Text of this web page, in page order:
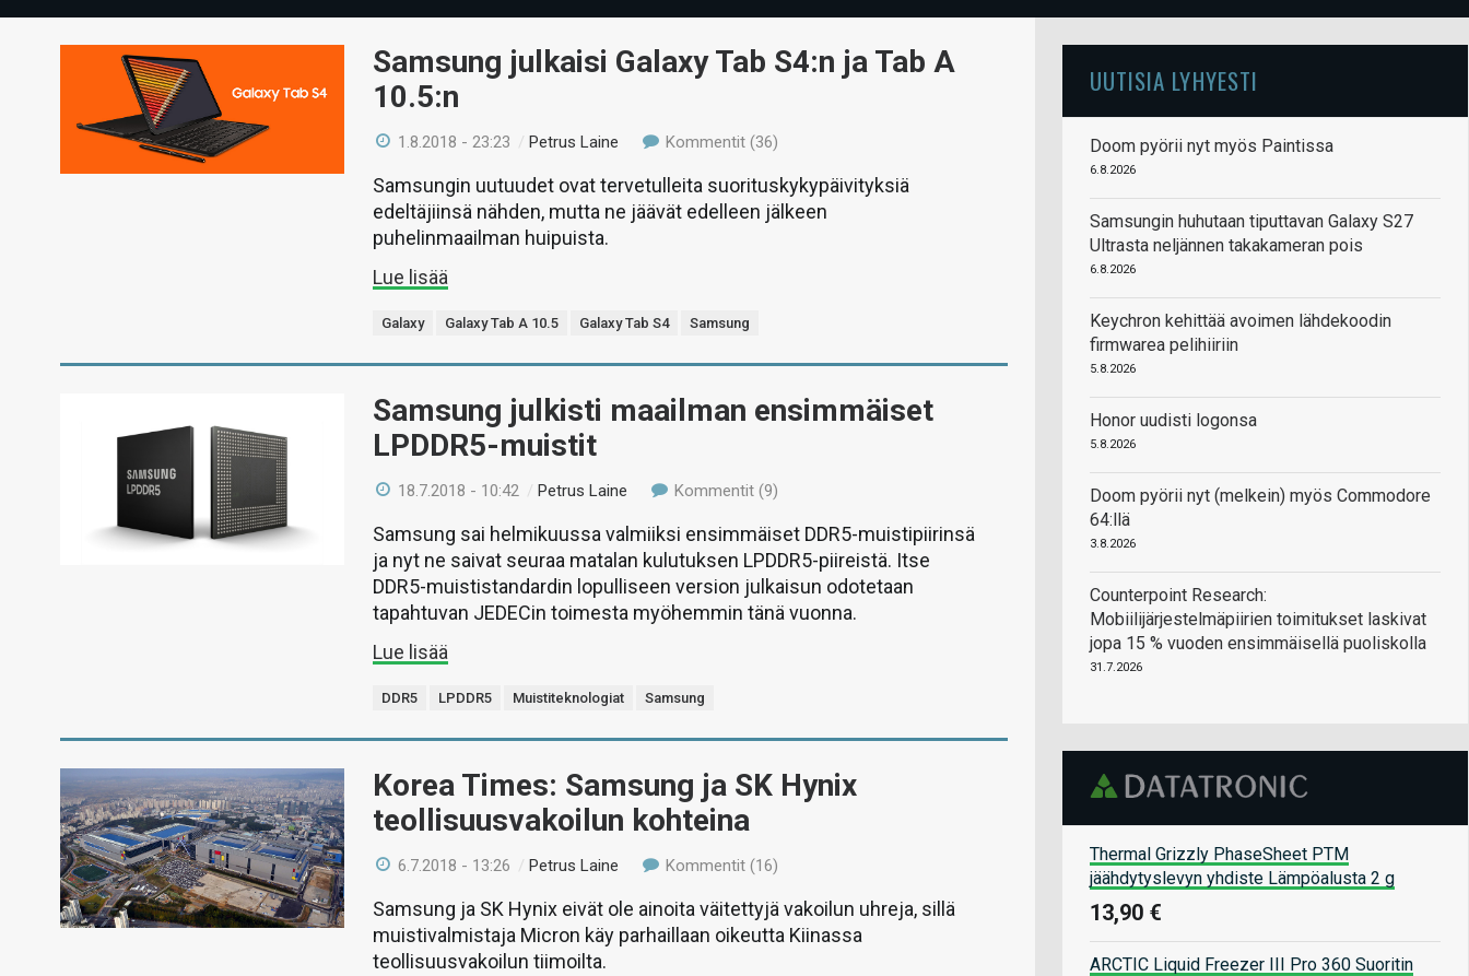
Samsung julkaisi Galaxy Tab S4:n ja Tab A
10.5:n
1.8.2018 - 23:23 /Petrus Laine Kommentit (36)
Samsungin uutuudet ovat tervetulleita suorituskykypäivityksiä
edeltäjiinsä nähden, mutta ne jäävät edelleen jälkeen
puhelinmaailman huipuista.
Lue lisää
Galaxy Galaxy Tab A 10.5 Galaxy Tab S4 Samsung
Samsung julkisti maailman ensimmäiset
LPDDR5-muistit
18.7.2018 - 10:42 /Petrus Laine Kommentit (9)
Samsung sai helmikuussa valmiiksi ensimmäiset DDR5-muistipiirinsä
ja nyt ne saivat seuraa matalan kulutuksen LPDDR5-piireistä. Itse
DDR5-muististandardin lopulliseen version julkaisun odotetaan
tapahtuvan JEDECin toimesta myöhemmin tänä vuonna.
Lue lisää
DDR5 LPDDR5 Muistiteknologiat Samsung
Korea Times: Samsung ja SK Hynix
teollisuusvakoilun kohteina
6.7.2018 - 13:26 /Petrus Laine Kommentit (16)
Samsung ja SK Hynix eivät ole ainoita väitettyjä vakoilun uhreja, sillä
muistivalmistaja Micron käy parhaillaan oikeutta Kiinassa
teollisuusvakoilun tiimoilta.
UUTISIA LYHYESTI
Doom pyörii nyt myös Paintissa
6.8.2026
Samsungin huhutaan tiputtavan Galaxy S27
Ultrasta neljännen takakameran pois
6.8.2026
Keychron kehittää avoimen lähdekoodin
firmwarea pelihiiriin
5.8.2026
Honor uudisti logonsa
5.8.2026
Doom pyörii nyt (melkein) myös Commodore
64:llä
3.8.2026
Counterpoint Research:
Mobiilijärjestelmäpiirien toimitukset laskivat
jopa 15 % vuoden ensimmäisellä puoliskolla
31.7.2026
Thermal Grizzly PhaseSheet PTM
jäähdytyslevyn yhdiste Lämpöalusta 2 g
13,90 €
ARCTIC Liquid Freezer III Pro 360 Suoritin